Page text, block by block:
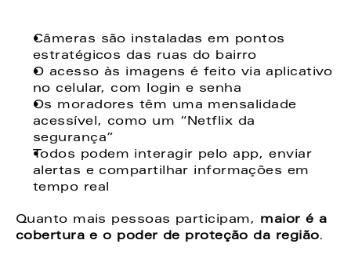
Câmeras são instaladas em pontos
estratégicos das ruas do bairro
O acesso às imagens é feito via aplicativo
no celular, com login e senha
Os moradores têm uma mensalidade
acessível, como um “Netflix da
segurança”
Todos podem interagir pelo app, enviar
alertas e compartilhar informações em
tempo real
Quanto mais pessoas participam, maior é a
cobertura e o poder de proteção da região.